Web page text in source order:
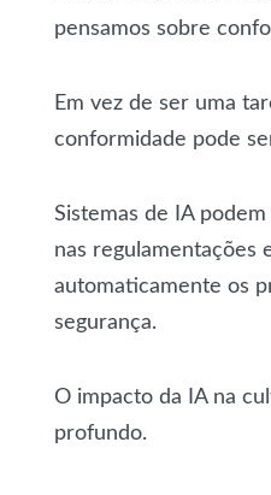
pensamos sobre
Em vez de ser uma
conformidade pode
Sistemas de IA
nas regulamentações
automaticamente os
segurança.
O impacto da IA na
profundo.